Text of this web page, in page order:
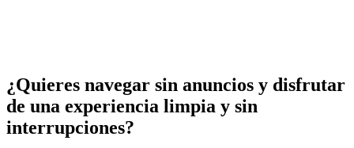
¿Quieres navegar sin anuncios y disfrutar
de una experiencia limpia y sin
interrupciones?